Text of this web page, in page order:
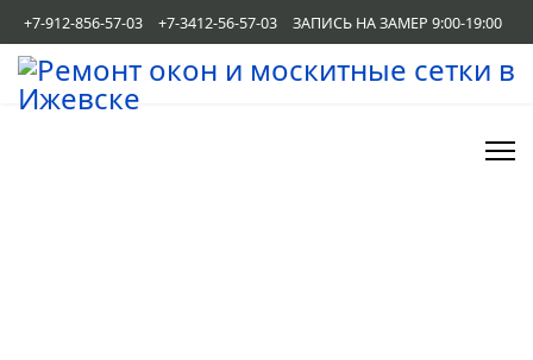
+7-912-856-57-03 +7-3412-56-57-03 ЗАПИСЬ НА ЗАМЕР 9:00-19:00